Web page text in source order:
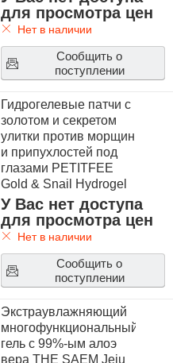
150ml
для просмотра цен
Нет в наличии
Сообщить о
поступлении
Гидрогелевые патчи с
золотом и секретом
улитки против морщин
и припухлостей под
глазами PETITFEE
Gold & Snail Hydrogel
Eye Patch
У Вас нет доступа
для просмотра цен
Нет в наличии
Сообщить о
поступлении
Экстраувлажняющий
многофункциональный
гель с 99%-ым алоэ
вера THE SAEM Jeju